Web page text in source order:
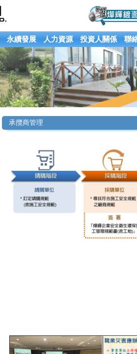
永續發展 人力資源 投資人關係 聯
承攬商管理